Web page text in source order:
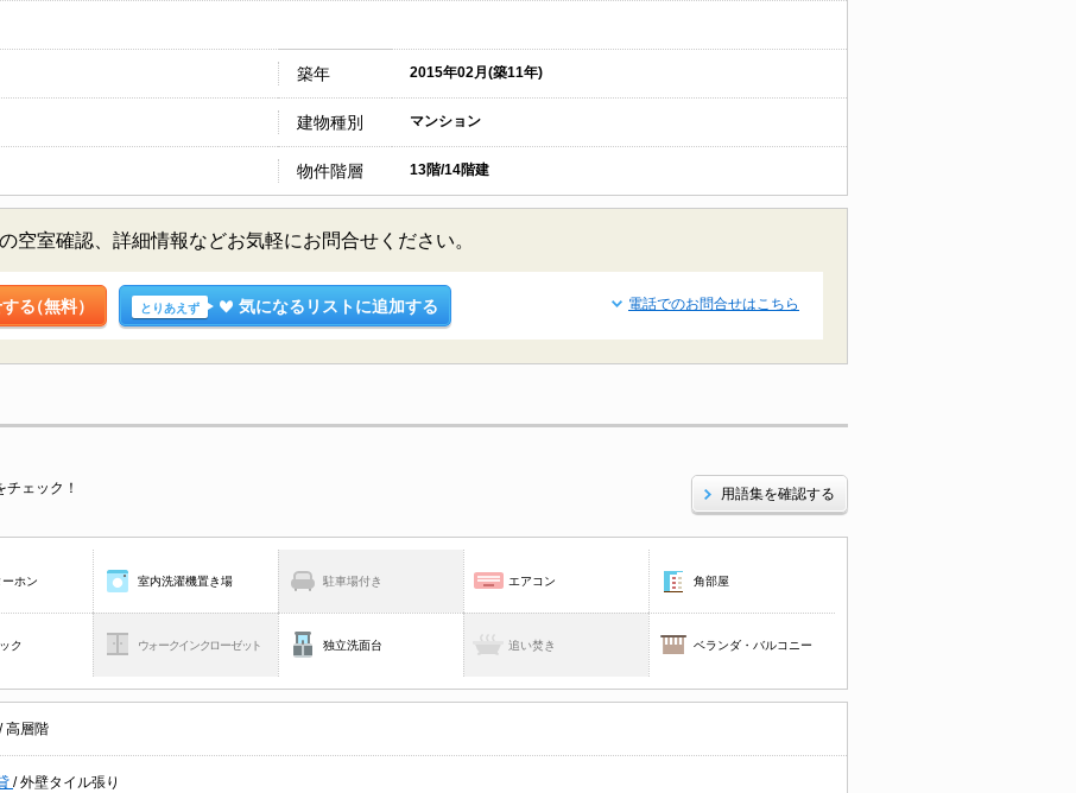
築年 2015年02月(築11年)
建物種別 マンション
物件階層 13階/14階建
空室確認、詳細情報などお気軽にお問合せください。
る（無料） とりあえず 気になるリストに追加する 電話でのお問合せはこちら
ェック！ 用語集を確認する
ホン 室内洗濯機置き場 駐車場付き エアコン 角部屋
ク ウォークインクローゼット 独立洗面台 追い焚き ベランダ・バルコニー
/高層階
/外壁タイル張り